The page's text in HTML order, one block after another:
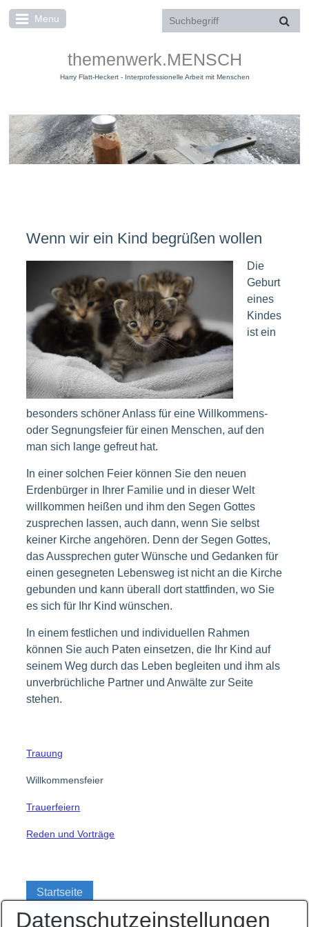
Menu
themenwerk.MENSCH
Harry Flatt-Heckert - Interprofessionelle Arbeit mit Menschen
Wenn wir ein Kind begrüßen wollen
Die
Geburt
eines
Kindes
ist ein
besonders schöner Anlass für eine Willkommens-
oder Segnungsfeier für einen Menschen, auf den
man sich lange gefreut hat.
In einer solchen Feier können Sie den neuen
Erdenbürger in Ihrer Familie und in dieser Welt
willkommen heißen und ihm den Segen Gottes
zusprechen lassen, auch dann, wenn Sie selbst
keiner Kirche angehören. Denn der Segen Gottes,
das Aussprechen guter Wünsche und Gedanken für
einen gesegneten Lebensweg ist nicht an die Kirche
gebunden und kann überall dort stattfinden, wo Sie
es sich für Ihr Kind wünschen.
In einem festlichen und individuellen Rahmen
können Sie auch Paten einsetzen, die Ihr Kind auf
seinem Weg durch das Leben begleiten und ihm als
unverbrüchliche Partner und Anwälte zur Seite
stehen.
Trauung
Willkommensfeier
Trauerfeiern
Reden und Vorträge
Startseite
Datenschutzeinstellungen